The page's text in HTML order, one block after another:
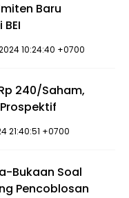
Baru
10:24:40 +0700
240/Saham,
21:40:51 +0700
Bukaan Soal
Pencoblosan